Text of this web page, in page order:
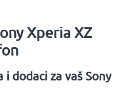
Xperia XZ
dodaci za vaš Sony